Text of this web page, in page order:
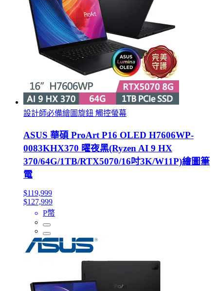
設計師必備繪圖旋鈕 觸控螢幕
ASUS 華碩 ProArt P16 OLED H7606WP-
0083KHX370 曜夜黑(Ryzen AI 9 HX
370/64G/1TB/RTX5070/16吋3K/W11P)繪圖筆
電
$119,999
$127,999
P幣